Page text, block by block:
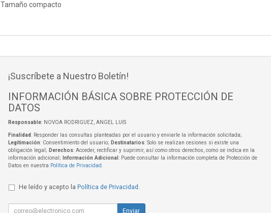
Tamaño compacto
¡Suscríbete a Nuestro Boletín!
INFORMACIÓN BÁSICA SOBRE PROTECCIÓN DE
DATOS
Responsable: NOVOA RODRIGUEZ, ANGEL LUIS
Finalidad: Responder las consultas planteadas por el usuario y enviarle la información solicitada;
Legitimación: Consentimiento del usuario; Destinatarios: Solo se realizan cesiones si existe una
obligación legal; Derechos: Acceder, rectificar y suprimir, así como otros derechos, como se indica en la
información adicional;
Información Adicional : Puede consultar la información completa de Protección de
Datos en nuestra Política de Privacidad .
He leído y acepto la Política de Privacidad .
Enviar